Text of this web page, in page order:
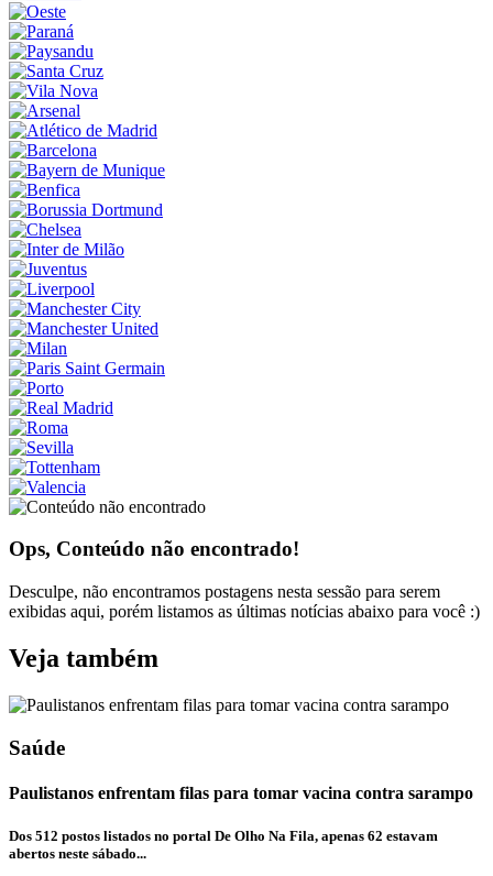
Ops, Conteúdo não encontrado!
Desculpe, não encontramos postagens nesta sessão para serem
exibidas aqui, porém listamos as últimas notícias abaixo para você :)
Veja também
Saúde
Paulistanos enfrentam filas para tomar vacina contra sarampo
Dos 512 postos listados no portal De Olho Na Fila, apenas 62 estavam
abertos neste sábado...